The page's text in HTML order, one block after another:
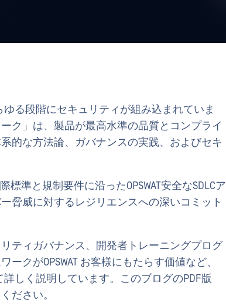
ゆる段階にセキュリティが組み込まれていま
ク」は、製品が最高水準の品質とコンプライ
的な方法論、ガバナンスの実践、およびセキ
準と規制要件に沿ったOPSWAT安全なSDLCア
脅威に対するレジリエンスへの深いコミット
ティガバナンス、開発者トレーニングプログ
クがOPSWAT お客様にもたらす価値など、
詳しく説明しています。このブログのPDF版
ださい。